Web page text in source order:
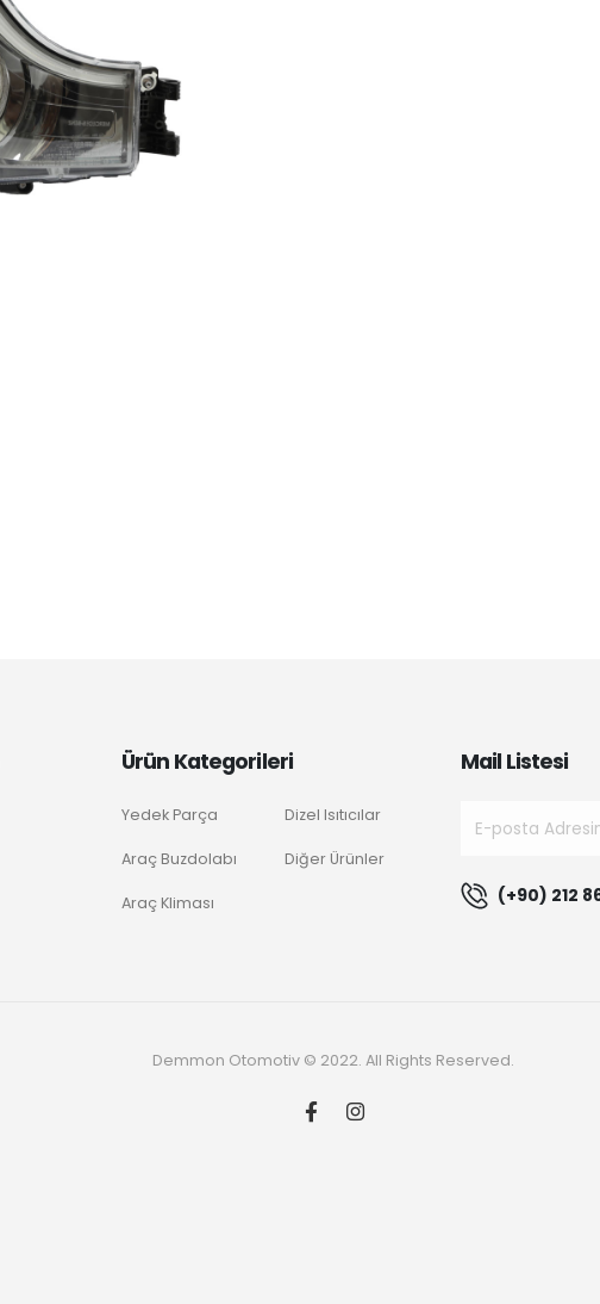
Ürün Kategorileri
Yedek Parça
Araç Buzdolabı
Araç Kliması
Dizel Isıtıcılar
Diğer Ürünler
Mail Listesi
(+90) 212
Demmon Otomotiv © 2022. All Rights Reserved.